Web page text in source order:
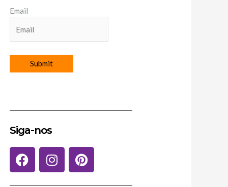
Email
Siga-nos
F
a
I
n
P
i